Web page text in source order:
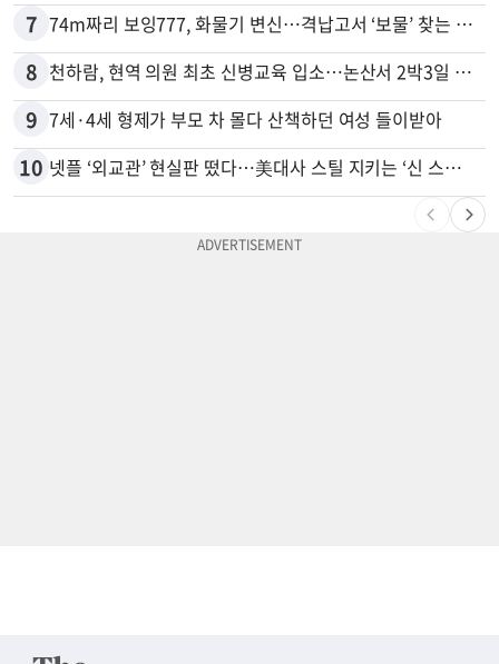
7 74m짜리 보잉777, 화물기 변신…격납고서 ‘보물’ 찾는 인천공항
8 천하람, 현역 의원 최초 신병교육 입소…논산서 2박3일 생활
9 7세·4세 형제가 부모 차 몰다 산책하던 여성 들이받아
10 넷플 ‘외교관’ 현실판 떴다…美대사 스틸 지키는 ‘신 스틸러’